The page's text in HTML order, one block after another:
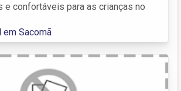
e confortáveis para as crianças no
Sacomã